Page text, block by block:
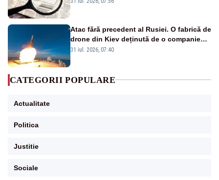
Atac fără precedent al Rusiei. O fabrică de
drone din Kiev deținută de o companie
americană, distrusă de o rachetă
31 iul. 2026, 07:40
CATEGORII POPULARE
Actualitate
Politica
Justitie
Sociale